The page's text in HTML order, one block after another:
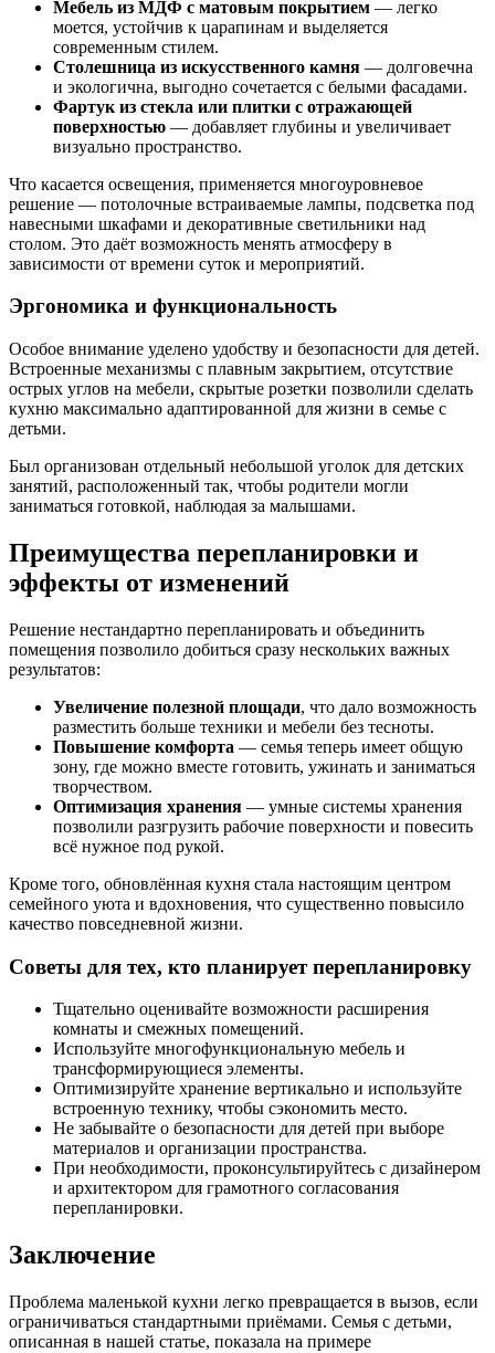
Мебель из МДФ с матовым покрытием — легко
моется, устойчив к царапинам и выделяется
современным стилем.
Столешница из искусственного камня — долговечна
и экологична, выгодно сочетается с белыми фасадами.
Фартук из стекла или плитки с отражающей
поверхностью — добавляет глубины и увеличивает
визуально пространство.
Что касается освещения, применяется многоуровневое
решение — потолочные встраиваемые лампы, подсветка под
навесными шкафами и декоративные светильники над
столом. Это даёт возможность менять атмосферу в
зависимости от времени суток и мероприятий.
Эргономика и функциональность
Особое внимание уделено удобству и безопасности для детей.
Встроенные механизмы с плавным закрытием, отсутствие
острых углов на мебели, скрытые розетки позволили сделать
кухню максимально адаптированной для жизни в семье с
детьми.
Был организован отдельный небольшой уголок для детских
занятий, расположенный так, чтобы родители могли
заниматься готовкой, наблюдая за малышами.
Преимущества перепланировки и
эффекты от изменений
Решение нестандартно перепланировать и объединить
помещения позволило добиться сразу нескольких важных
результатов:
Увеличение полезной площади, что дало возможность
разместить больше техники и мебели без тесноты.
Повышение комфорта — семья теперь имеет общую
зону, где можно вместе готовить, ужинать и заниматься
творчеством.
Оптимизация хранения — умные системы хранения
позволили разгрузить рабочие поверхности и повесить
всё нужное под рукой.
Кроме того, обновлённая кухня стала настоящим центром
семейного уюта и вдохновения, что существенно повысило
качество повседневной жизни.
Советы для тех, кто планирует перепланировку
Тщательно оценивайте возможности расширения
комнаты и смежных помещений.
Используйте многофункциональную мебель и
трансформирующиеся элементы.
Оптимизируйте хранение вертикально и используйте
встроенную технику, чтобы сэкономить место.
Не забывайте о безопасности для детей при выборе
материалов и организации пространства.
При необходимости, проконсультируйтесь с дизайнером
и архитектором для грамотного согласования
перепланировки.
Заключение
Проблема маленькой кухни легко превращается в вызов, если
ограничиваться стандартными приёмами. Семья с детьми,
описанная в нашей статье, показала на примере